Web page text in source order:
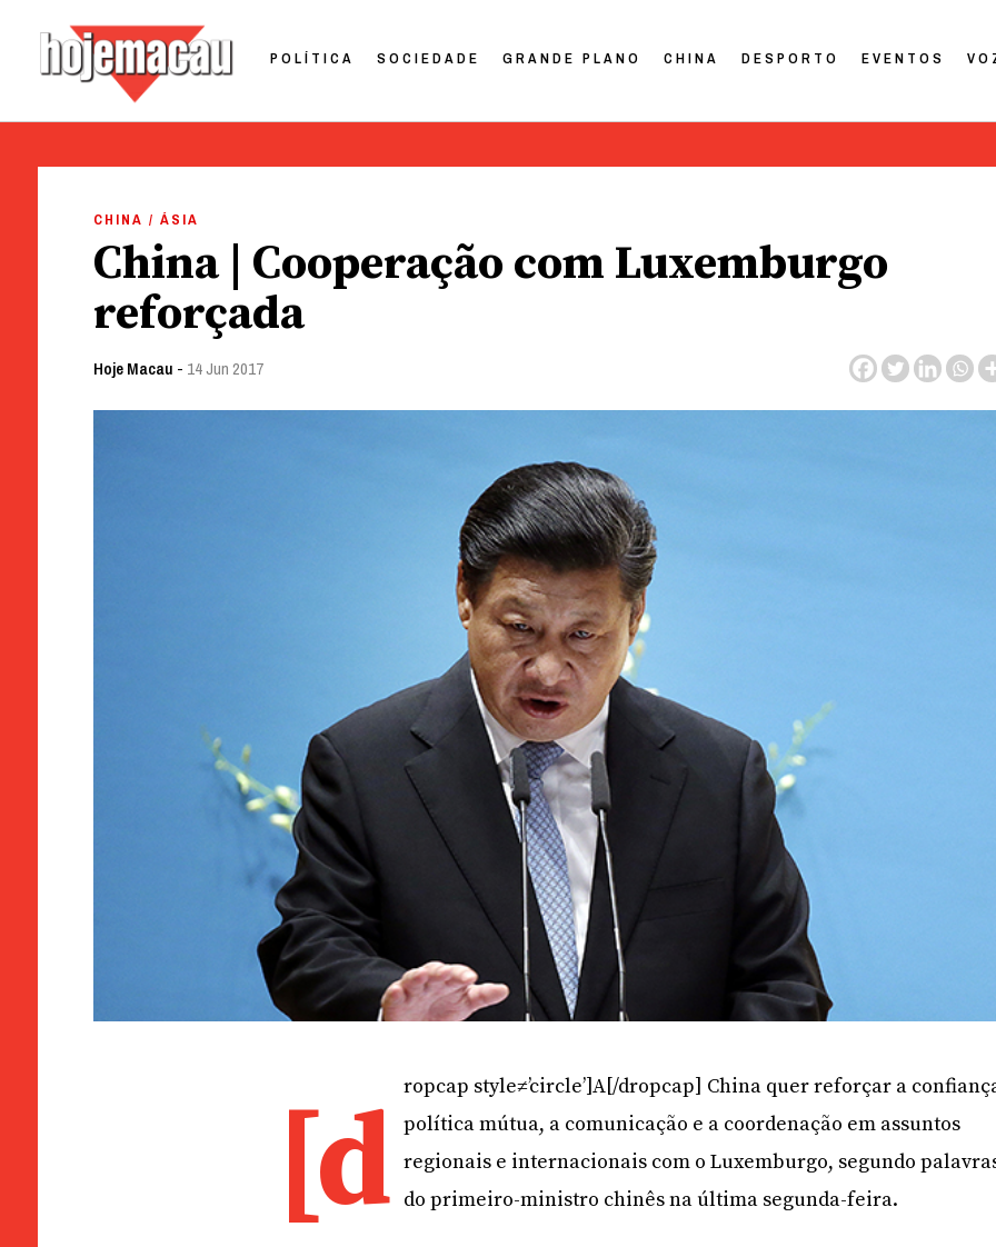
POLÍTICA SOCIEDADE GRANDE PLANO CHINA DESPORTO EVENTOS
CHINA / ÁSIA
China | Cooperação com Luxemburgo
reforçada
Hoje Macau - 14 Jun 2017
[d ropcap style≠’circle’]A[/dropcap] China quer reforçar a
política mútua, a comunicação e a coordenação em assuntos
regionais e internacionais com o Luxemburgo, segundo
do primeiro-ministro chinês na última segunda-feira.